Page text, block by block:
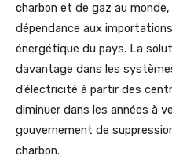
charbon et de gaz au
dépendance aux
énergétique du pays. La
davantage dans les
d’électricité à partir des
diminuer dans les années à
gouvernement de
charbon.